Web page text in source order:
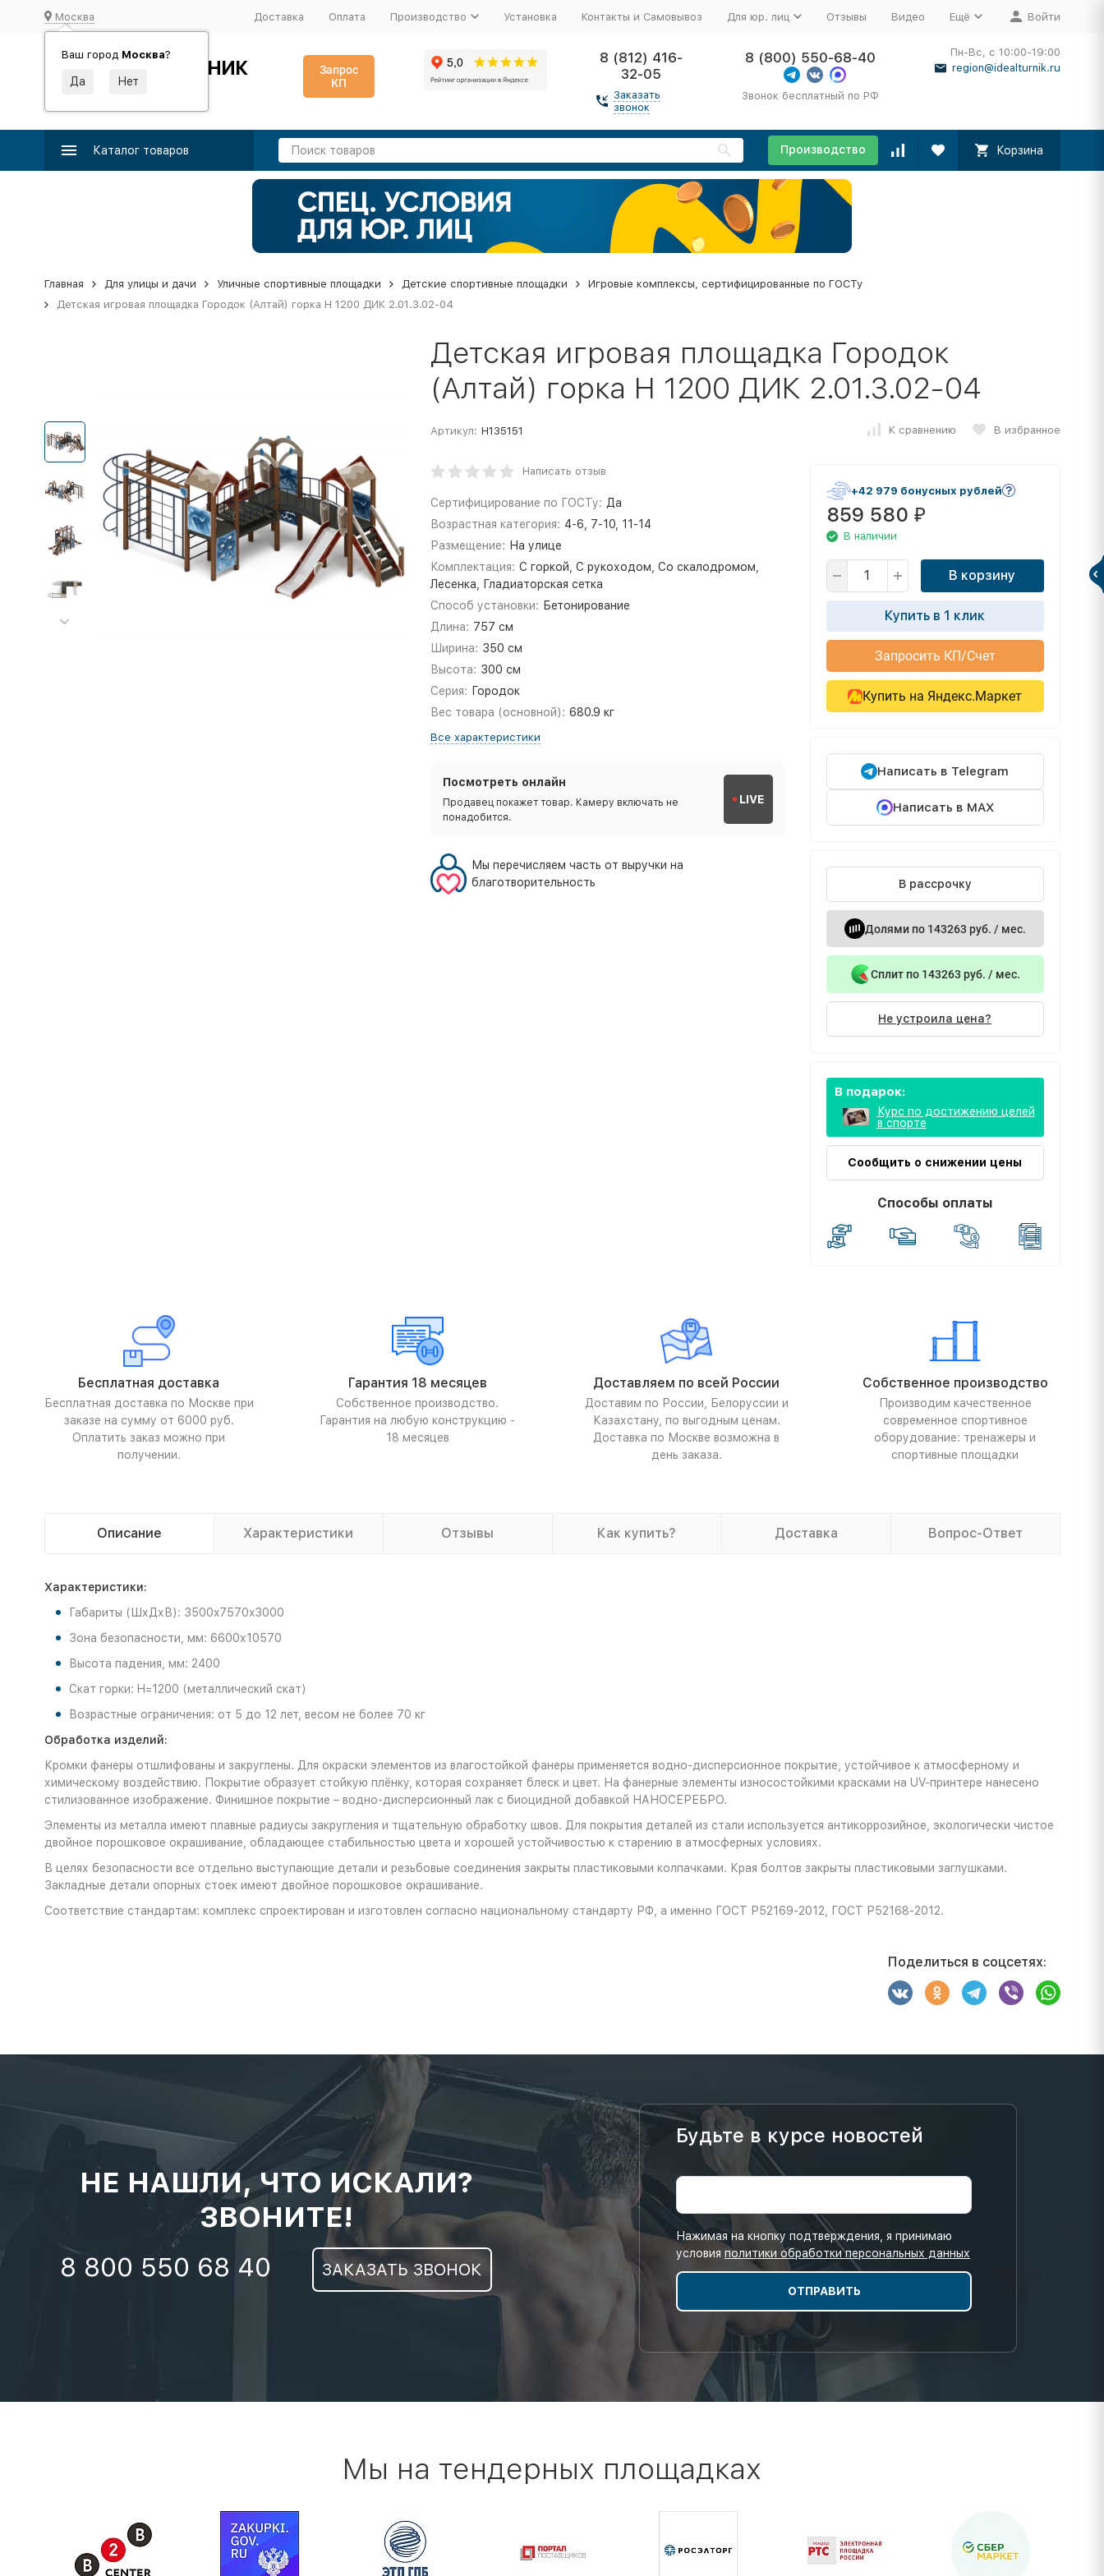
Москва
Ваш город Москва?
Доставка Оплата Производство Установка Контакты и Самовывоз Для юр. лиц Отзывы Видео Ещё Войти
ИДЕАЛЬНЫЙ ТУРНИК
Производство и поставка спортивного оборудования
Запрос
КП
8 (812) 416-
32-05
Заказать
звонок
8 (800) 550-68-40
Звонок бесплатный по РФ
Пн-Вс, с 10:00-19:00
region@idealturnik.ru
Каталог товаров Производство Корзина
Главная Для улицы и дачи Уличные спортивные площадки Детские спортивные площадки
Игровые комплексы, сертифицированные по ГОСТу
Детская игровая площадка Городок (Алтай) горка Н 1200 ДИК 2.01.3.02-04
Детская игровая площадка Городок
(Алтай) горка Н 1200 ДИК 2.01.3.02-04
Артикул: Н135151 К сравнению В избранное
Написать отзыв
Сертифицирование по ГОСТу: Да
Возрастная категория: 4-6, 7-10, 11-14
Размещение: На улице
Комплектация: С горкой, С рукоходом, Со скалодромом,
Лесенка, Гладиаторская сетка
Способ установки: Бетонирование
Длина: 757 см
Ширина: 350 см
Высота: 300 см
Серия: Городок
Вес товара (основной): 680.9 кг
Все характеристики
Посмотреть онлайн
Продавец покажет товар. Камеру включать не
понадобится.
LIVE
Мы перечисляем часть от выручки на
благотворительность
+42 979 бонусных рублей
859 580 ₽
В наличии
В корзину
Купить в 1 клик
Запросить КП/Счет
Купить на Яндекс.Маркет
Написать в Telegram
Написать в MAX
В рассрочку
Долями по 143263 руб. / мес.
Сплит по 143263 руб. / мес.
Не устроила цена?
В подарок:
Курс по достижению целей
в спорте
Сообщить о снижении цены
Способы оплаты
Бесплатная доставка
Бесплатная доставка по Москве при
заказе на сумму от 6000 руб.
Оплатить заказ можно при
получении.
Гарантия 18 месяцев
Собственное производство.
Гарантия на любую конструкцию -
18 месяцев
Доставляем по всей России
Доставим по России, Белоруссии и
Казахстану, по выгодным ценам.
Доставка по Москве возможна в
день заказа.
Собственное производство
Производим качественное
современное спортивное
оборудование: тренажеры и
спортивные площадки
Описание Характеристики Отзывы Как купить? Доставка Вопрос-Ответ
Характеристики:
Габариты (ШхДхВ): 3500x7570x3000
Зона безопасности, мм: 6600х10570
Высота падения, мм: 2400
Скат горки: H=1200 (металлический скат)
Возрастные ограничения: от 5 до 12 лет, весом не более 70 кг
Обработка изделий:
Кромки фанеры отшлифованы и закруглены. Для окраски элементов из влагостойкой фанеры применяется водно-дисперсионное покрытие, устойчивое к атмосферному и
химическому воздействию. Покрытие образует стойкую плёнку, которая сохраняет блеск и цвет. На фанерные элементы износостойкими красками на UV-принтере нанесено
стилизованное изображение. Финишное покрытие – водно-дисперсионный лак с биоцидной добавкой НАНОСЕРЕБРО.
Элементы из металла имеют плавные радиусы закругления и тщательную обработку швов. Для покрытия деталей из стали используется антикоррозийное, экологически чистое
двойное порошковое окрашивание, обладающее стабильностью цвета и хорошей устойчивостью к старению в атмосферных условиях.
В целях безопасности все отдельно выступающие детали и резьбовые соединения закрыты пластиковыми колпачками. Края болтов закрыты пластиковыми заглушками.
Закладные детали опорных стоек имеют двойное порошковое окрашивание.
Соответствие стандартам: комплекс спроектирован и изготовлен согласно национальному стандарту РФ, а именно ГОСТ Р52169-2012, ГОСТ Р52168-2012.
Поделиться в соцсетях:
НЕ НАШЛИ, ЧТО ИСКАЛИ?
ЗВОНИТЕ!
8 800 550 68 40 ЗАКАЗАТЬ ЗВОНОК
Будьте в курсе новостей
Нажимая на кнопку подтверждения, я принимаю
условия политики обработки персональных данных
Мы на тендерных площадках